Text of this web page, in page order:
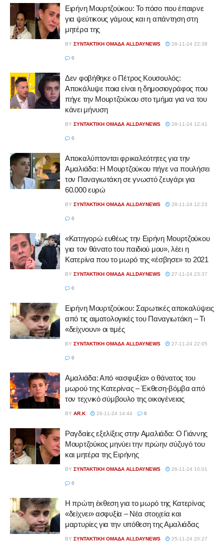
Ειρήνη Μουρτζούκου: Το πόσο που έπαιρνε
για ψεύτικους γάμους και η απάντηση στη
μητέρα της
BY ΣΥΝΤΑΚΤΙΚΉ ΟΜΆΔΑ ALLDAYNEWS 28-11-24 22:38
0
Δεν φοβήθηκε ο Πέτρος Κουσουλός:
Αποκάλυψε ποια είναι η δημοσιογράφος που
πήγε την Μουρτζούκου στο τμήμα για να του
κάνει μήνυση
BY ΣΥΝΤΑΚΤΙΚΉ ΟΜΆΔΑ ALLDAYNEWS 28-11-24 12:41
0
Αποκαλύπτονται φρικαλεότητες για την
Αμαλιάδα: Η Μουρτζούκου πήγε να πουλήσει
τον Παναγιωτάκη σε γνωστό ζευγάρι για
60.000 ευρώ
BY ΣΥΝΤΑΚΤΙΚΉ ΟΜΆΔΑ ALLDAYNEWS 28-11-24 12:23
0
«Κατηγορώ ευθέως την Ειρήνη Μουρτζούκου
για τον θάνατο του παιδιού μου», λέει η
Κατερίνα που το μωρό της «έσβησε» το 2021
BY ΣΥΝΤΑΚΤΙΚΉ ΟΜΆΔΑ ALLDAYNEWS 27-11-24 23:37
0
Ειρήνη Μουρτζούκου: Σαρωτικές αποκαλύψεις
από τις αιματολογικές του Παναγιωτάκη – Τι
«δείχνουν» οι τιμές
BY ΣΥΝΤΑΚΤΙΚΉ ΟΜΆΔΑ ALLDAYNEWS 27-11-24 22:05
0
Αμαλιάδα: Από «ασφυξία» ο θάνατος του
μωρού της Κατερίνας – Έκθεση-βόμβα από
τον τεχνικό σύμβουλο της οικογένειας
BY AR.K 26-11-24 14:44 0
Ραγδαίες εξελίξεις στην Αμαλιάδα: Ο Γιάννης
Μουρτζούκος μηνύει την πρώην σύζυγό του
και μητέρα της Ειρήνης
BY ΣΥΝΤΑΚΤΙΚΉ ΟΜΆΔΑ ALLDAYNEWS 26-11-24 10:01
0
Η πρώτη έκθεση για το μωρό της Κατερίνας
«δείχνει» ασφυξία – Νέα στοιχεία και
μαρτυρίες για την υπόθεση της Αμαλιάδας
BY ΣΥΝΤΑΚΤΙΚΉ ΟΜΆΔΑ ALLDAYNEWS 25-11-24 20:27